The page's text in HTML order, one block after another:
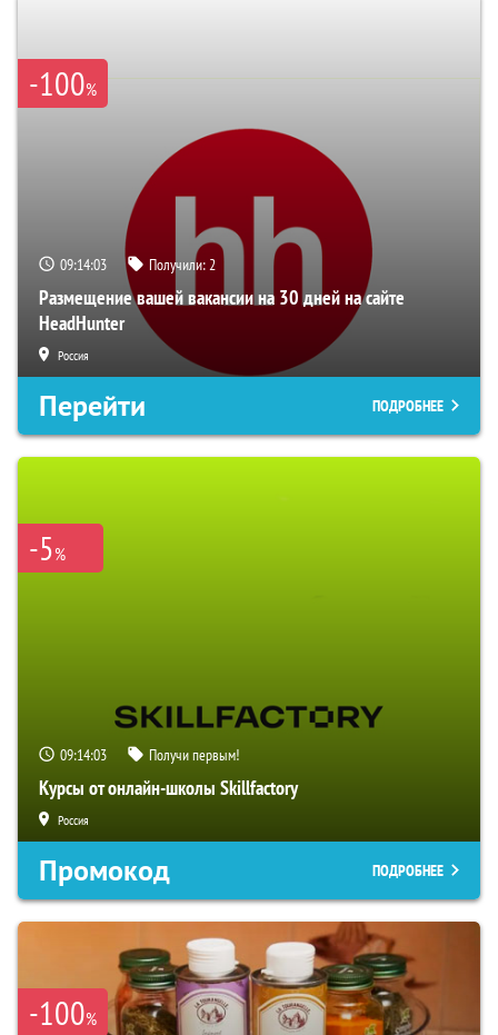
-100%
09:14:02 Получили:2
Размещение вашей вакансии на 30 дней на сайте
HeadHunter
Россия
Перейти ПОДРОБНЕЕ
-5%
09:14:02 Получи первым!
Курсы от онлайн-школы Skillfactory
Россия
Промокод ПОДРОБНЕЕ
-100%